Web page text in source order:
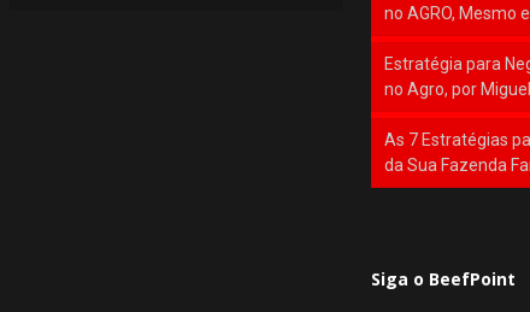
no AGRO, Mesmo
Estratégia para
no Agro, por
As 7 Estratégias
da Sua Fazenda
Siga o BeefPoint